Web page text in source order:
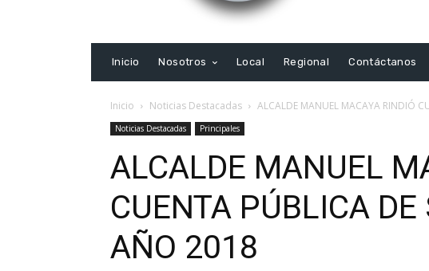
Inicio
Nosotros Local Regional Contáctanos
Inicio Noticias Destacadas ALCALDE MANUEL MACAYA RINDIÓ
Noticias Destacadas Principales
ALCALDE MANUEL
CUENTA PÚBLICA DE
AÑO 2018